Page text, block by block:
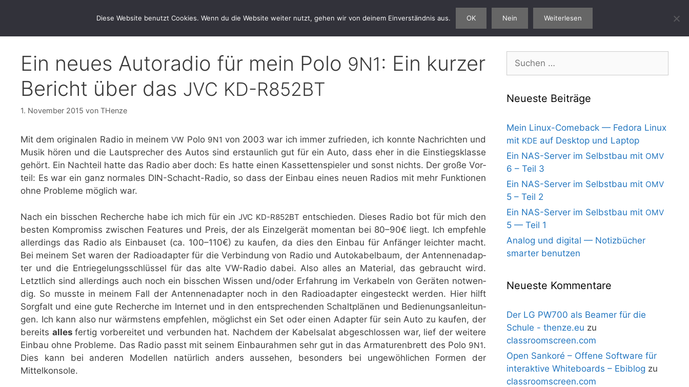
Impressum Datenschutzerklärung
Ein neues Autoradio für mein Polo 9N1: Ein kurzer
Bericht über das JVC KD-R852BT
1. November 2015 von THenze
Mit dem ori­gi­na­len Radio in mei­nemVW Polo 9N1 von 2003 war ich immer zufrie­den, ich konn­te Nach­rich­ten und
Musik hören und die Laut­spre­cher des Autos sind erstaun­lich gut für ein Auto, dass eher in die Ein­stiegs­klas­se
gehört. Ein Nach­teil hat­te das Radio aber doch: Es hat­te einen Kas­set­ten­spie­ler und sonst nichts. Der gro­ße Vor­
teil: Es war ein ganz nor­ma­les DIN-Schacht-Radio, so dass der Ein­bau eines neu­en Radi­os mit mehr Funk­tio­nen
ohne Pro­ble­me mög­lich war.
Nach ein biss­chen Recher­che habe ich mich für ein JVC KD-R852BT ent­schie­den. Die­ses Radio bot für mich den
bes­ten Kom­pro­miss zwi­schen Fea­tures und Preis, der als Ein­zel­ge­rät momen­tan bei 80–90€ liegt. Ich emp­feh­le
aller­dings das Radio als Ein­bau­set (ca. 100–110€) zu kau­fen, da dies den Ein­bau für Anfän­ger leich­ter macht.
Bei mei­nem Set waren der Radio­ad­ap­ter für die Ver­bin­dung von Radio und Auto­ka­bel­baum, der Anten­nen­ad­ap­
ter und die Ent­rie­ge­lungs­schlüs­sel für das alte VW-Radio dabei. Also alles an Mate­ri­al, das gebraucht wird.
Letzt­lich sind aller­dings auch noch ein biss­chen Wis­sen und/oder Erfah­rung im Ver­ka­beln von Gerä­ten not­wen­
dig. So muss­te in mei­nem Fall der Anten­nen­ad­ap­ter noch in den Radio­ad­ap­ter ein­ge­steckt wer­den. Hier hilft
Sorg­falt und eine gute Recher­che im Inter­net und in den ent­spre­chen­den Schalt­plä­nen und Bedie­nungs­an­lei­tun­
gen. Ich kann also nur wärms­tens emp­feh­len, mög­lichst ein Set oder einen Adap­ter für sein Auto zu kau­fen, der
bereits alles fer­tig vor­be­rei­tet und ver­bun­den hat. Nach­dem der Kabel­sa­lat abge­schlos­sen war, lief der wei­te­re
Ein­bau ohne Pro­ble­me. Das Radio passt mit sei­nem Ein­bau­rah­men sehr gut in das Arma­tu­ren­brett des Polo 9N1.
Dies kann bei ande­ren Model­len natür­lich anders aus­se­hen, beson­ders bei unge­wöh­li­chen For­men der
Mittelkonsole.
Suchen
nach:
Neueste Beiträge
Mein Linux-Comeback — Fedora Linux
mit KDE auf Desktop und Laptop
Ein NAS-Server im Selbstbau mit OMV
6 – Teil 3
Ein NAS-Server im Selbstbau mit OMV
5 – Teil 2
Ein NAS-Server im Selbstbau mit OMV
5 — Teil 1
Analog und digital — Notizbücher
smarter benutzen
Neueste Kommentare
Der LG PW700 als Beamer für die
Schule - thenze.eu zu
classroomscreen.com
Open Sankoré – Offene Software für
interaktive Whiteboards – Ebiblog zu
classroomscreen.com
Diese Website benutzt Cookies. Wenn du die Website weiter nutzt, gehen wir von deinem Einverständnis aus. OK Nein Weiterlesen